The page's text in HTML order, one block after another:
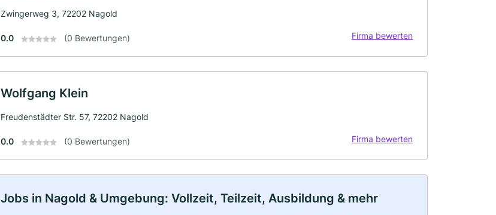
Zwingerweg 3, 72202 Nagold
0.0 (0 Bewertungen) Firma bewerten
Wolfgang Klein
Freudenstädter Str. 57, 72202 Nagold
0.0 (0 Bewertungen) Firma bewerten
Jobs in Nagold & Umgebung: Vollzeit, Teilzeit, Ausbildung & mehr